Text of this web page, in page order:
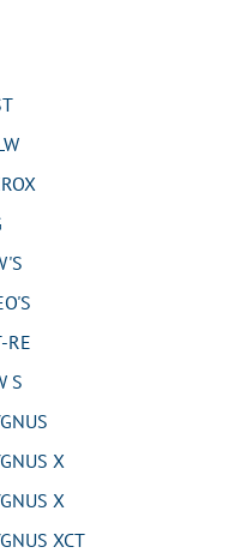
S
X
X
XCT